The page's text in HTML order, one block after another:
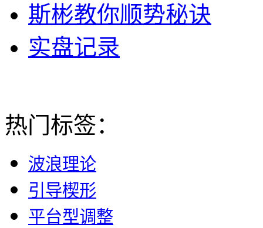
斯彬教你顺势秘诀
实盘记录
热门标签：
波浪理论
引导楔形
平台型调整